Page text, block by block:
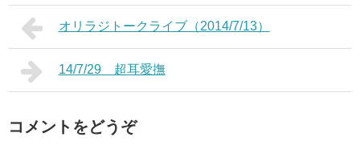
オリラジトークライブ（2014/7/13）
14/7/29 超耳愛撫
コメントをどうぞ